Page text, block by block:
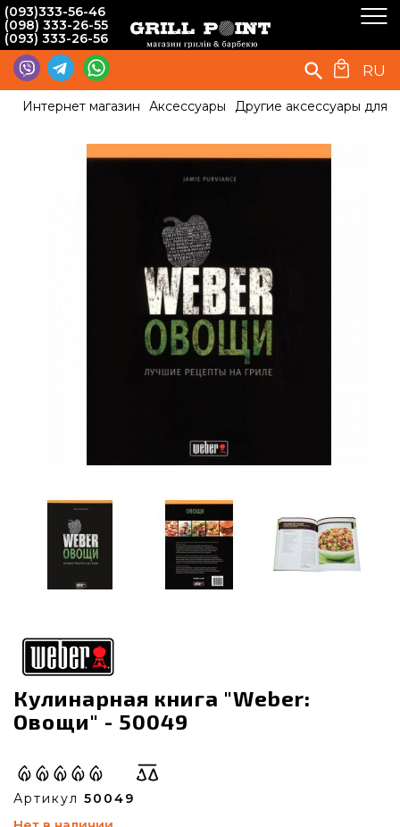
(093)333-56-46
(098) 333-26-55
(093) 333-26-56
RU
Интернет магазин Аксессуары Другие аксессуары для
Кулинарная книга "Weber:
Овощи" - 50049
Артикул 50049